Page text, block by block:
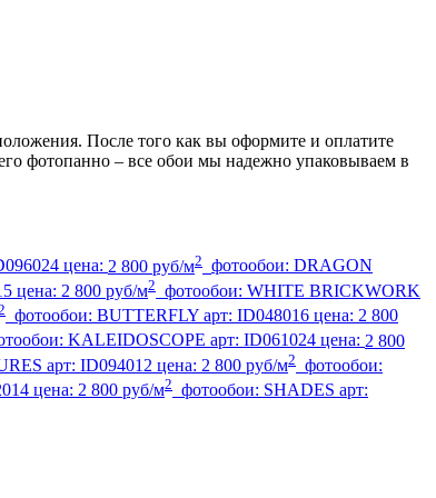
После того как вы оформите и оплатите
фотопанно – все обои мы надежно упаковываем в
цена: 2 800 руб/м2 фотообои: DRAGON
цена: 2 800 руб/м2 фотообои: WHITE BRICKWORK
фотообои: BUTTERFLY арт: ID048016 цена: 2 800
KALEIDOSCOPE арт: ID061024 цена: 2 800
арт: ID094012 цена: 2 800 руб/м2 фотообои:
цена: 2 800 руб/м2 фотообои: SHADES арт: